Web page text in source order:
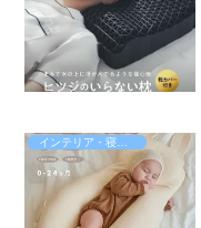
インテリア・寝具・収納